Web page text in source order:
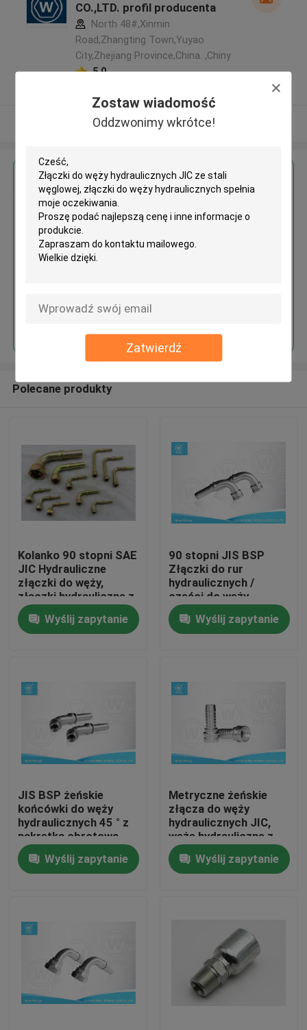
Zostaw wiadomość
Oddzwonimy wkrótce!
Zatwierdź
Dom
O nas
Wycieczka po fabryce
Kontrola jakości
Skontaktuj się z nami
Wszystkie przypadki
Końcówki do węży hydraulicznych
CO.,LTD. profil producenta
North 48#,Xinmin
Road,Zhangting Town,Yuyao
City,Zhejiang Province,China. ,Chiny
5.0
Zobacz więcej
Uzyskaj najlepszą cenę za
Złączki do węży hydraulicznych
węży hydraulicznych
Polecane produkty
Kolanko 90 stopni SAE
JIC Hydrauliczne
złączki do węży,
złączki hydrauliczne z
gwintem wewnętrznym
Wyślij zapytanie
90 stopni JIS BSP
Złączki do rur
hydraulicznych /
części do węży
hydraulicznych
Wyślij zapytanie
JIS BSP żeńskie
końcówki do węży
hydraulicznych 45 ° z
nakrętką obrotową
JIS B8363
Wyślij zapytanie
Metryczne żeńskie
złącza do węży
hydraulicznych JIC,
węże hydrauliczne z
gniazdem stożkowym
60 ° Wyślij zapytanie